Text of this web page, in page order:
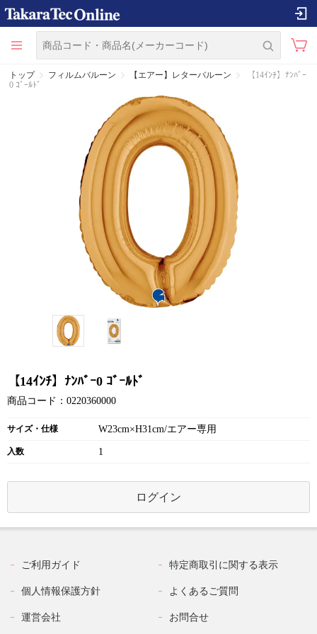
トップ フィルムバルーン 【エアー】レターバルーン
【14ｲﾝﾁ】ﾅﾝﾊﾞｰ
0 ｺﾞｰﾙﾄﾞ
【14ｲﾝﾁ】ﾅﾝﾊﾞｰ0 ｺﾞｰﾙﾄﾞ
商品コード：0220360000
サイズ・仕様 W23cm×H31cm/エアー専用
入数 1
ログイン
ご利用ガイド 特定商取引に関する表示
個人情報保護方針 よくあるご質問
運営会社 お問合せ